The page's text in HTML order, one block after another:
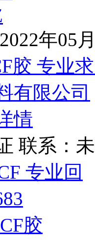
2022年05
胶 专业
有限公司
情
联系：